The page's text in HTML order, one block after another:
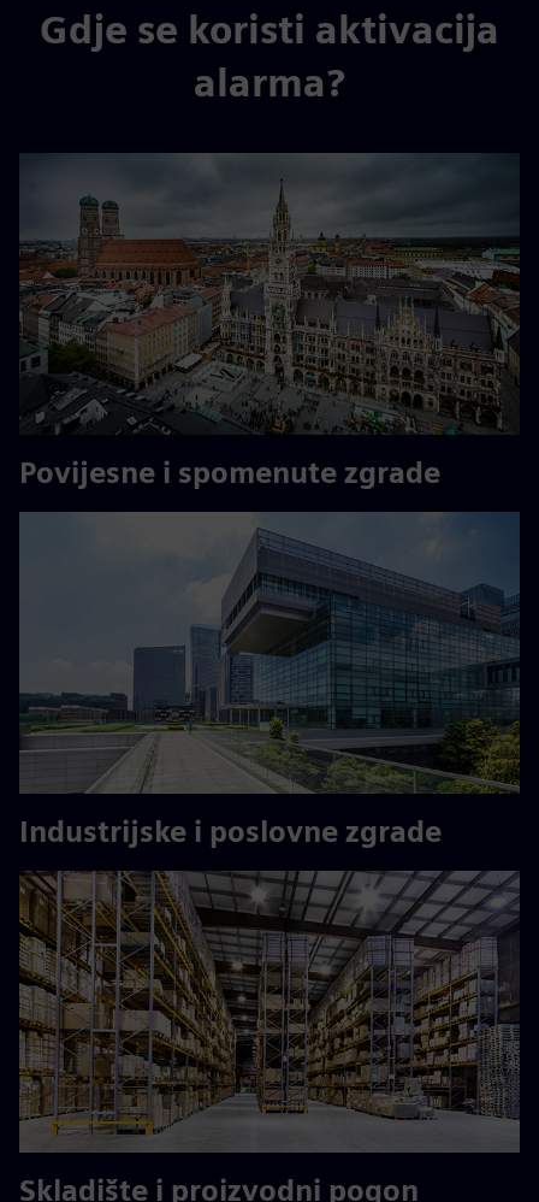
Gdje se koristi aktivacija
alarma?
Povijesne i spomenute zgrade
Industrijske i poslovne zgrade
Skladište i proizvodni pogon